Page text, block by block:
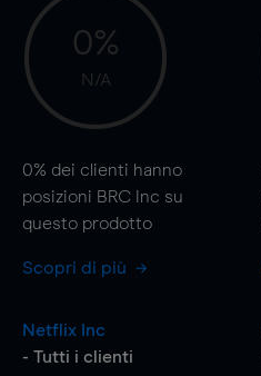
0%
N/A
0% dei clienti hanno
posizioni BRC Inc su
questo prodotto
Scopri di più
Netflix Inc
- Tutti i clienti